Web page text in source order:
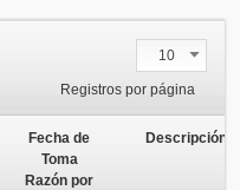
10
Registros por página
Fecha de
Toma
Razón por
Descripción